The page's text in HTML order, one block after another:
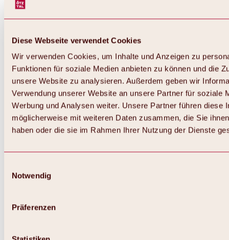
Diese Webseite verwendet Cookies
Wir verwenden Cookies, um Inhalte und Anzeigen zu
Funktionen für soziale Medien anbieten zu können und die
unsere Website zu analysieren. Außerdem geben wir
Verwendung unserer Website an unsere Partner für soziale
Werbung und Analysen weiter. Unsere Partner führen diese
möglicherweise mit weiteren Daten zusammen, die Sie
haben oder die sie im Rahmen Ihrer Nutzung der Dienste
Notwendig
Präferenzen